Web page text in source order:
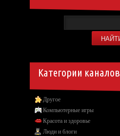
Категории каналов
Другое
Компьютерные игры
Красота и здоровье
Люди и блоги